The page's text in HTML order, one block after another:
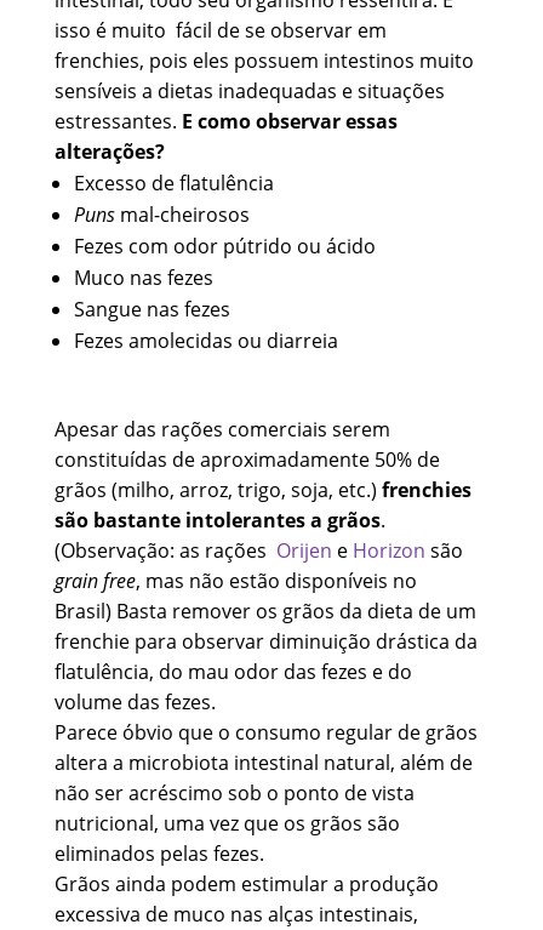
isso é muito fácil de se observar em
frenchies, pois eles possuem intestinos muito
sensíveis a dietas inadequadas e situações
estressantes. E como observar essas
alterações?
Excesso de flatulência
Punsmal-cheirosos
Fezes com odor pútrido ou ácido
Muco nas fezes
Sangue nas fezes
Fezes amolecidas ou diarreia
Apesar das rações comerciais serem
constituídas de aproximadamente 50% de
grãos (milho, arroz, trigo, soja, etc.) frenchies
são bastante intolerantes a grãos.
(Observação: as rações Orijen e Horizon são
grain free, mas não estão disponíveis no
Brasil) Basta remover os grãos da dieta de um
frenchie para observar diminuição drástica da
flatulência, do mau odor das fezes e do
volume das fezes.
Parece óbvio que o consumo regular de grãos
altera a microbiota intestinal natural, além de
não ser acréscimo sob o ponto de vista
nutricional, uma vez que os grãos são
eliminados pelas fezes.
Grãos ainda podem estimular a produção
excessiva de muco nas alças intestinais,